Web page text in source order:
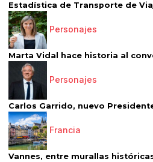
Estadística de Transporte de
Personajes
Marta Vidal hace historia al
Personajes
Carlos Garrido, nuevo
Francia
Vannes, entre murallas